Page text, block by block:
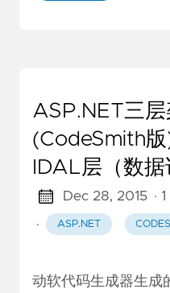
ASP.NET三
(CodeSmith
IDAL层（数据
Dec 28, 2015 ·
·
ASP.NET
动软代码生成器生成